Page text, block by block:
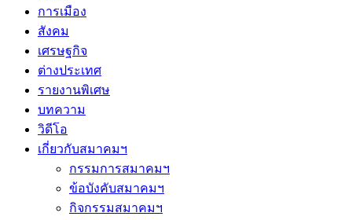
การเมือง
สังคม
เศรษฐกิจ
ต่างประเทศ
รายงานพิเศษ
บทความ
วิดีโอ
เกี่ยวกับสมาคมฯ
กรรมการสมาคมฯ
ข้อบังคับสมาคมฯ
กิจกรรมสมาคมฯ